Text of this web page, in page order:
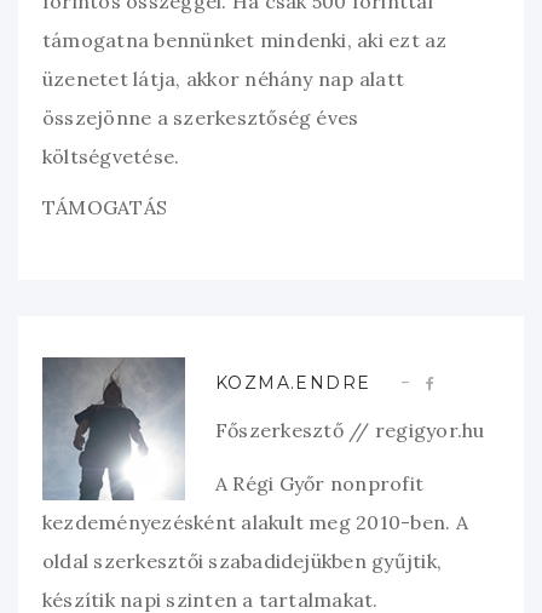
támogatna bennünket mindenki, aki ezt az
üzenetet látja, akkor néhány nap alatt
összejönne a szerkesztőség éves
költségvetése.
TÁMOGATÁS
KOZMA.ENDRE
Főszerkesztő // regigyor.hu
A Régi Győr nonprofit
kezdeményezésként alakult meg 2010-ben. A
oldal szerkesztői szabadidejükben gyűjtik,
készítik napi szinten a tartalmakat.